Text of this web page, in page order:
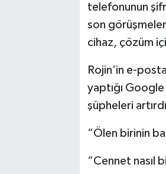
telefonunun
son
cihaz, çözüm
Rojin’in e-
yaptığı
şüpheleri
“Ölen birinin
“Cennet nasıl